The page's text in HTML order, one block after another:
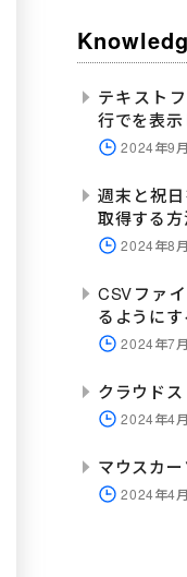
テキスト
行でを表示
2024年9
週末と祝
取得する方
2024年8
CSVファ
るように
2024年7
クラウド
2024年4
マウスカ
2024年4